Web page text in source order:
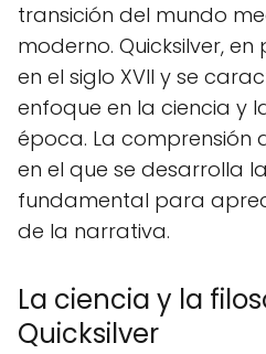
transición del mundo
moderno. Quicksilver,
en el siglo XVII y se
enfoque en la ciencia y
época. La comprensión
en el que se desarrolla
fundamental para
de la narrativa.
La ciencia y la
Quicksilver